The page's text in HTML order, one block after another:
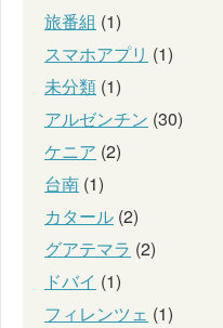
旅番組 (1)
スマホアプリ (1)
未分類 (1)
アルゼンチン (30)
ケニア (2)
台南 (1)
カタール (2)
グアテマラ (2)
ドバイ (1)
フィレンツェ (1)